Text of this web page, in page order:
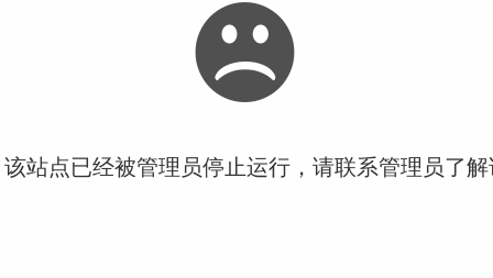
站点已经被管理员停止运行，请联系管理员了